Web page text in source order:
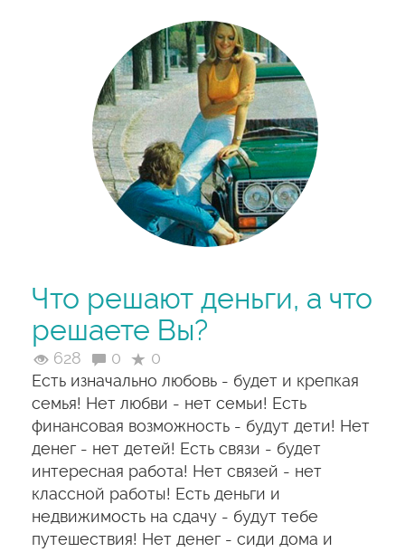
Что решают деньги, а что
решаете Вы?
628 0
0
Есть изначально любовь - будет и крепкая
семья! Нет любви - нет семьи! Есть
финансовая возможность - будут дети! Нет
денег - нет детей! Есть связи - будет
интересная работа! Нет связей - нет
классной работы! Есть деньги и
недвижимость на сдачу - будут тебе
путешествия! Нет денег - сиди дома и